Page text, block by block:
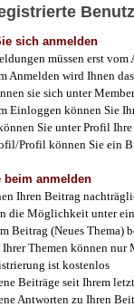
sich anmelden
müssen erst
Anmelden wird Ihnen
sie sich unter
Einloggen können Sie
Sie unter Profil
Profil können Sie ein
beim anmelden
Ihren Beitrag
die Möglichkeit unter
Beitrag (Neues Thema)
Ihrer Themen können nur
ist kostenlos
Beiträge seit Ihrem
Antworten zu Ihren